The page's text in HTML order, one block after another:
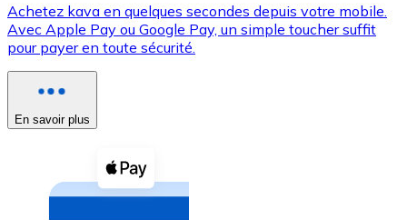
XRP
XRP
Voir toutes
Coupons crypto
Achetez des cryptomonnaies en espèces et d'autres
Achetez kava en quelques secondes depuis votre mobile.
Avec Apple Pay ou Google Pay, un simple toucher suffit
pour payer en toute sécurité.
En savoir plus